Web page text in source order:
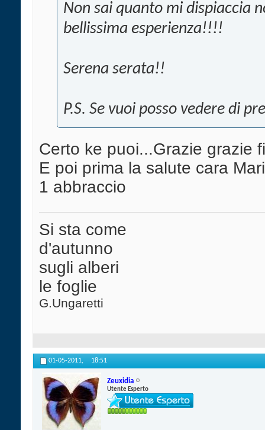
Non sai quanto mi dispiaccia
bellissima esperienza!!!!
Serena serata!!
P.S. Se vuoi posso vedere di
Certo ke puoi...Grazie grazie
E poi prima la salute cara
1 abbraccio
Si sta come
d'autunno
sugli alberi
le foglie
G.Ungaretti
01-05-2011, 18:51
Zeuxidia
Utente Esperto